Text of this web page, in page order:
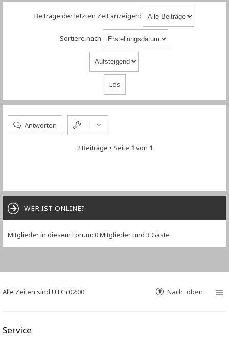
Beiträge der letzten Zeit anzeigen:
Sortiere nach
Antworten
2 Beiträge • Seite 1 von 1
WER IST ONLINE?
Mitglieder in diesem Forum: 0 Mitglieder und 3 Gäste
Alle Zeiten sind UTC+02:00 Nach oben
Service